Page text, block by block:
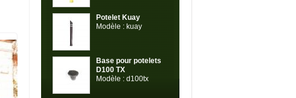
Potelet Kuay
Modèle : kuay
Base pour potelets
D100 TX
Modèle : d100tx